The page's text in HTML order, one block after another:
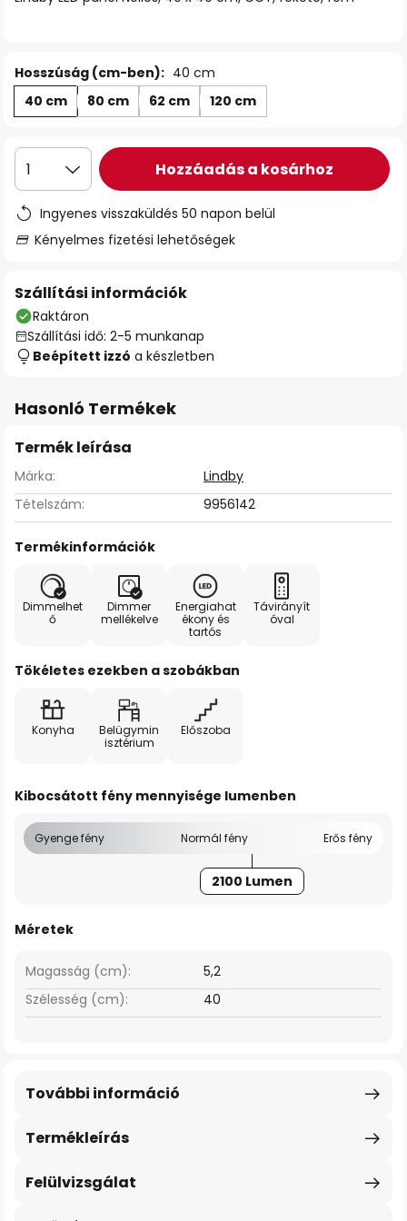
Hosszúság (cm-ben): 40 cm
40 cm
80 cm 62 cm 120 cm
1 Hozzáadás a kosárhoz
Ingyenes visszaküldés 50 napon belül
Kényelmes fizetési lehetőségek
Szállítási információk
Raktáron
Szállítási idő: 2-5 munkanap
Beépített izzó a készletben
Hasonló Termékek
Termék leírása
Márka:
Lindby
Tételszám:
9956142
Termékinformációk
Dimmelhet
ő
Dimmer
mellékelve
Energiahat
ékony és
tartós
Távirányít
óval
Tökéletes ezekben a szobákban
Konyha
Belügymin
isztérium
Előszoba
Kibocsátott fény mennyisége lumenben
Gyenge fény Normál fény Erős fény
2100 Lumen
Méretek
Szélesség (cm): 40
Magasság (cm): 5,2
Termékleírás
További információ
Felülvizsgálat